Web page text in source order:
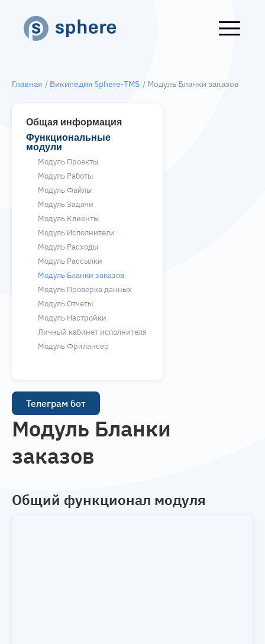
Главная / Википедия Sphere-TMS / Модуль Бланки заказов
Общая информация
Функциональные
модули
Модуль Проекты
Модуль Работы
Модуль Файлы
Модуль Задачи
Модуль Клиенты
Модуль Исполнители
Модуль Расходы
Модуль Рассылки
Модуль Бланки заказов
Модуль Проверка данных
Модуль Отчеты
Модуль Настройки
Личный кабинет исполнителя
Модуль Фрилансер
Телеграм бот
Модуль Бланки
заказов
Общий функционал модуля